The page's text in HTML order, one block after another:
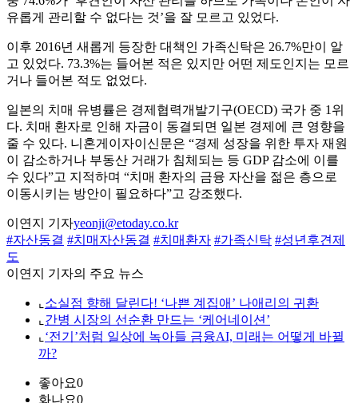
유롭게 관리할 수 없다는 것’을 잘 모르고 있었다.
이후 2016년 새롭게 등장한 대책인 가족신탁은 26.7%만이 알
고 있었다. 73.3%는 들어본 적은 있지만 어떤 제도인지는 모르
거나 들어본 적도 없었다.
일본의 치매 유병률은 경제협력개발기구(OECD) 국가 중 1위
다. 치매 환자로 인해 자금이 동결되면 일본 경제에 큰 영향을
줄 수 있다. 니혼게이자이신문은 “경제 성장을 위한 투자 재원
이 감소하거나 부동산 거래가 침체되는 등 GDP 감소에 이를
수 있다”고 지적하며 “치매 환자의 금융 자산을 젊은 층으로
이동시키는 방안이 필요하다”고 강조했다.
이연지 기자yeonji@etoday.co.kr
#자산동결 #치매자산동결 #치매환자 #가족신탁 #성년후견제
도
이연지 기자의 주요 뉴스
⌞ 소실점 향해 달린다! ‘나쁜 계집애’ 나애리의 귀환
⌞ 간병 시장의 선순환 만드는 ‘케어네이션’
⌞ ‘전기’처럼 일상에 녹아들 금융AI, 미래는 어떻게 바뀔
까?
좋아요0
화나요0